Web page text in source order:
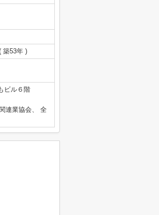
築53年 )
ビル６階
連業協会、 全